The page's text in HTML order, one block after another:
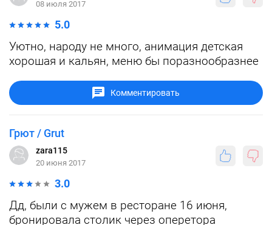
08 июля 2017
5.0
Уютно, народу не много, анимация детская
хорошая и кальян, меню бы поразнообразнее
Комментировать
Грют / Grut
zara115
20 июня 2017
3.0
Дд, были с мужем в ресторане 16 июня,
бронировала столик через оперетора